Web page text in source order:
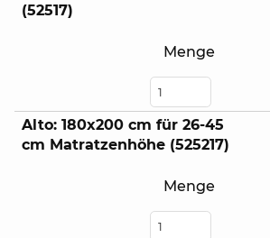
(52517)
Menge
Alto: 180x200 cm für 26-45
cm Matratzenhöhe (525217)
Menge